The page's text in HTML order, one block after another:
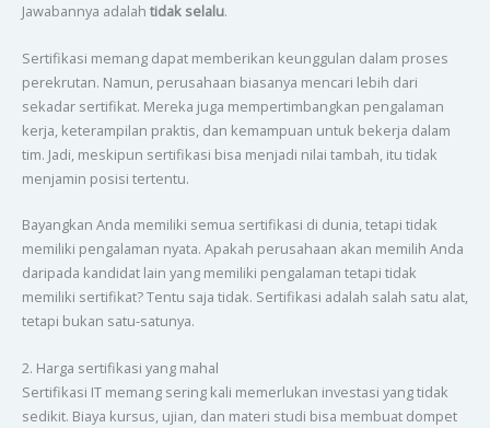
Jawabannya adalah tidak selalu.
Sertifikasi memang dapat memberikan keunggulan dalam proses
perekrutan. Namun, perusahaan biasanya mencari lebih dari
sekadar sertifikat. Mereka juga mempertimbangkan pengalaman
kerja, keterampilan praktis, dan kemampuan untuk bekerja dalam
tim. Jadi, meskipun sertifikasi bisa menjadi nilai tambah, itu tidak
menjamin posisi tertentu.
Bayangkan Anda memiliki semua sertifikasi di dunia, tetapi tidak
memiliki pengalaman nyata. Apakah perusahaan akan memilih Anda
daripada kandidat lain yang memiliki pengalaman tetapi tidak
memiliki sertifikat? Tentu saja tidak. Sertifikasi adalah salah satu alat,
tetapi bukan satu-satunya.
2. Harga sertifikasi yang mahal
Sertifikasi IT memang sering kali memerlukan investasi yang tidak
sedikit. Biaya kursus, ujian, dan materi studi bisa membuat dompet